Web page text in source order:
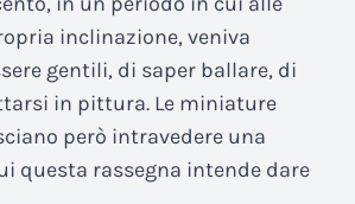
inclinazione, veniva
gentili, di saper ballare, di
in pittura. Le miniature
però intravedere una
questa rassegna intende dare